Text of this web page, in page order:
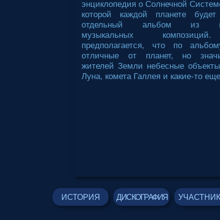
энциклопедия о Солнечной
которой каждой планете
отдельный альбом из
музыкальных
предполагается, что по
отличные от планет, но
жителей Земли небесные
Луна, комета Галлея и какие-то
ИСТОРИЯ ДИСКОГРАФИЯ